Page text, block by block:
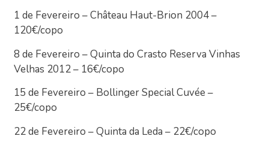
1 de Fevereiro – Château Haut-Brion 2004 –
120€/copo
8 de Fevereiro – Quinta do Crasto Reserva Vinhas
Velhas 2012 – 16€/copo
15 de Fevereiro – Bollinger Special Cuvée –
25€/copo
22 de Fevereiro – Quinta da Leda – 22€/copo